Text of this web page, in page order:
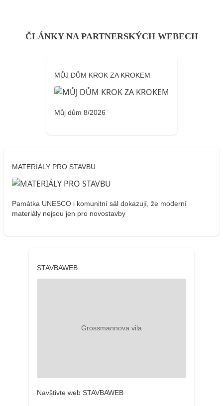
ČLÁNKY NA PARTNERSKÝCH WEBECH
MŮJ DŮM KROK ZA KROKEM
Můj dům 8/2026
MATERIÁLY PRO STAVBU
Památka UNESCO i komunitní sál dokazují, že moderní
materiály nejsou jen pro novostavby
STAVBAWEB
Navštivte web STAVBAWEB